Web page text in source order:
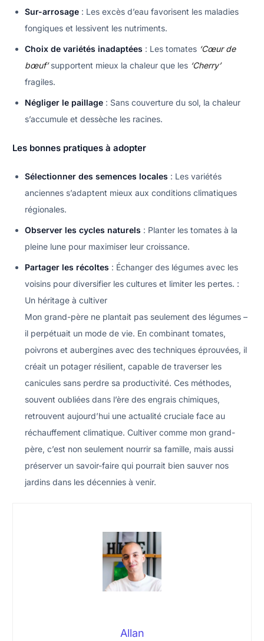
Sur-arrosage : Les excès d’eau favorisent les maladies
fongiques et lessivent les nutriments.
Choix de variétés inadaptées : Les tomates ‘Cœur de
bœuf’supportent mieux la chaleur que les ‘Cherry’
fragiles.
Négliger le paillage : Sans couverture du sol, la chaleur
s’accumule et dessèche les racines.
Les bonnes pratiques à adopter
Sélectionner des semences locales : Les variétés
anciennes s’adaptent mieux aux conditions climatiques
régionales.
Observer les cycles naturels : Planter les tomates à la
pleine lune pour maximiser leur croissance.
Partager les récoltes : Échanger des légumes avec les
voisins pour diversifier les cultures et limiter les pertes. :
Un héritage à cultiver
Mon grand-père ne plantait pas seulement des légumes –
il perpétuait un mode de vie. En combinant tomates,
poivrons et aubergines avec des techniques éprouvées, il
créait un potager résilient, capable de traverser les
canicules sans perdre sa productivité. Ces méthodes,
souvent oubliées dans l’ère des engrais chimiques,
retrouvent aujourd’hui une actualité cruciale face au
réchauffement climatique. Cultiver comme mon grand-
père, c’est non seulement nourrir sa famille, mais aussi
préserver un savoir-faire qui pourrait bien sauver nos
jardins dans les décennies à venir.
Allan